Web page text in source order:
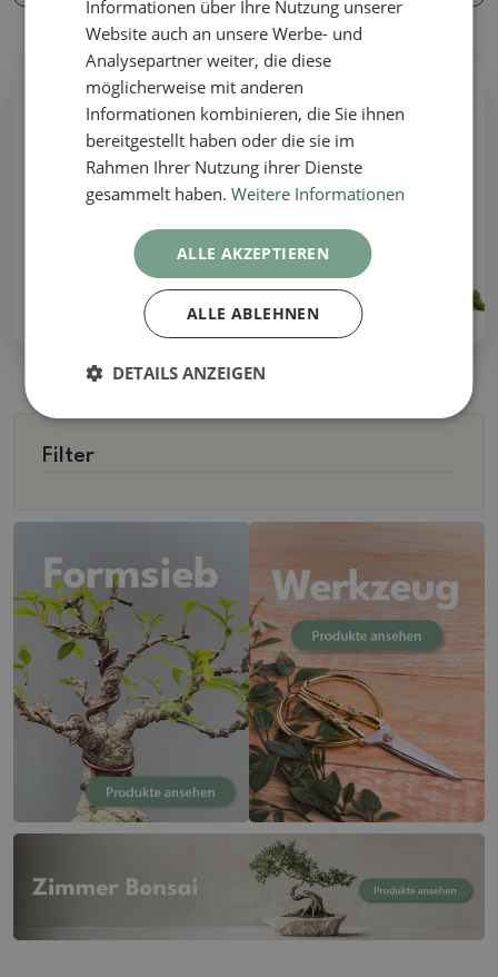
Filter
Warum bei uns kaufen?
Alle auf Lager - keine Illustrationsfotos
Lieferung innerhalb von 48 Stunden
Informationen über Ihre Nutzung unserer
Website auch an unsere Werbe- und
Analysepartner weiter, die diese
möglicherweise mit anderen
Informationen kombinieren, die Sie ihnen
bereitgestellt haben oder die sie im
Rahmen Ihrer Nutzung ihrer Dienste
gesammelt haben.Weitere Informationen
ALLE AKZEPTIEREN
ALLE ABLEHNEN
DETAILS ANZEIGEN